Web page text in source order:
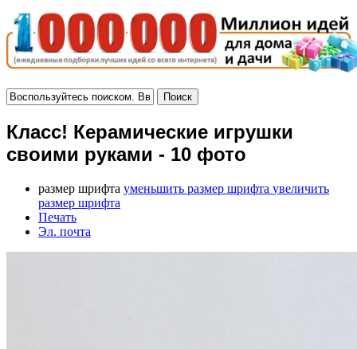
Класс! Керамические игрушки
своими руками - 10 фото
размер шрифта уменьшить размер шрифта увеличить
размер шрифта
Печать
Эл. почта